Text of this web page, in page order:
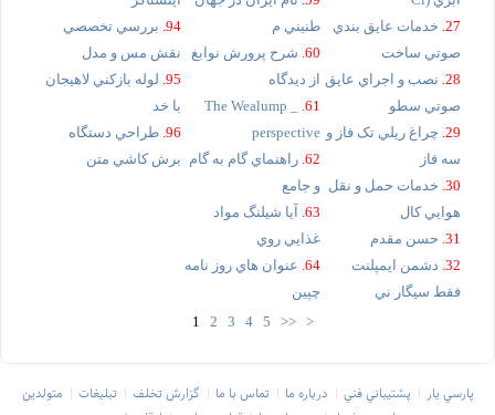
27. خدمات عايق بندي
صوتي ساخت
28. نصب و اجراي عايق
صوتي سطو
29. چراغ ريلي تک فاز و
سه فاز
30. خدمات حمل و نقل
هوايي کال
31. حسن مقدم
32. دشمن ايمپلنت
فقط سيگار ني
طنيني م
60. شرح پرورش نوابغ
از ديدگاه
61.
_ The Wealump
perspective
62. راهنماي گام به گام
و جامع
63.
آيا شيلنگ مواد
غذايي روي
64. عنوان هاي روز نامه
چپين
94. بررسي تخصصي
نقش مس و مدل
95. لوله بازکني لاهيجان
با خد
96. طراحي دستگاه
برش کاشي متن
1 2 3 4 5 >> >
پارسي يار پشتيباني فني درباره ما تماس با ما گزارش تخلف تبليغات
متولدين